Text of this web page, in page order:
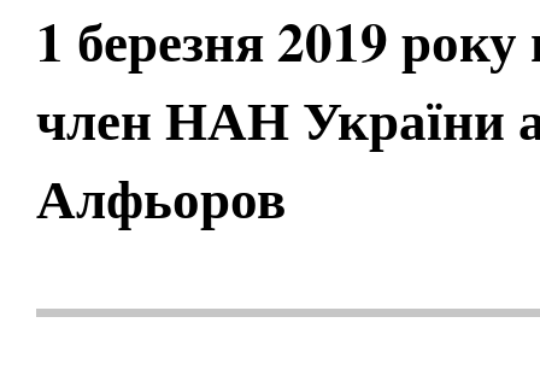
1 березня 2019
член НАН України
Алфьоров